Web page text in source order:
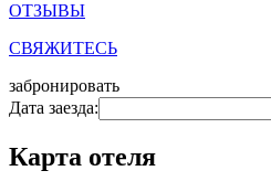
ОТЗЫВЫ
СВЯЖИТЕСЬ
забронировать
Дата заезда:
Карта отеля